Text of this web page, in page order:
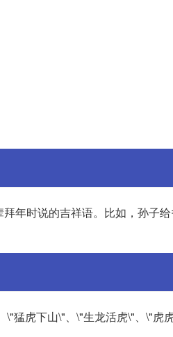
年时说的吉祥语。比如，孙子
猛虎下山\"、\"生龙活虎\"、\"虎